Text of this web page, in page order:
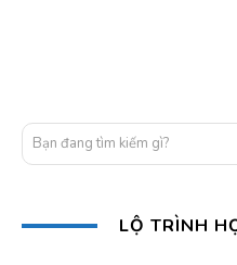
Bạn đang tìm kiếm gì?
LỘ TRÌNH